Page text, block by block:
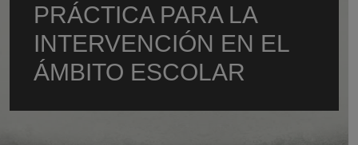
PRÁCTICA PARA LA
INTERVENCIÓN EN EL
ÁMBITO ESCOLAR